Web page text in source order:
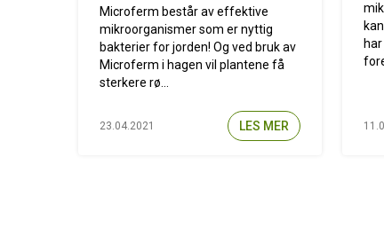
Microferm består av effektive
mikroorganismer som er nyttig
bakterier for jorden! Og ved bruk av
Microferm i hagen vil plantene få
sterkere rø...
23.04.2021 LES MER